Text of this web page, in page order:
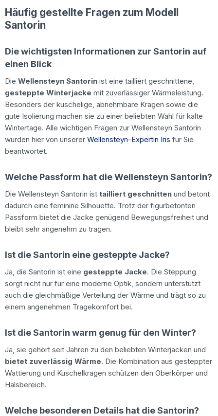
Häufig gestellte Fragen zum Modell
Santorin
Die wichtigsten Informationen zur Santorin auf
einen Blick
Die Wellensteyn Santorin ist eine tailliert geschnittene,
gesteppte Winterjacke mit zuverlässiger Wärmeleistung.
Besonders der kuschelige, abnehmbare Kragen sowie die
gute Isolierung machen sie zu einer beliebten Wahl für kalte
Wintertage. Alle wichtigen Fragen zur Wellensteyn Santorin
wurden hier von unserer Wellensteyn-Expertin Iris für Sie
beantwortet.
Welche Passform hat die Wellensteyn Santorin?
Die Wellensteyn Santorin ist tailliert geschnitten und betont
dadurch eine feminine Silhouette. Trotz der figurbetonten
Passform bietet die Jacke genügend Bewegungsfreiheit und
bleibt sehr angenehm zu tragen.
Ist die Santorin eine gesteppte Jacke?
Ja, die Santorin ist eine gesteppte Jacke. Die Steppung
sorgt nicht nur für eine moderne Optik, sondern unterstützt
auch die gleichmäßige Verteilung der Wärme und trägt so zu
einem angenehmen Tragekomfort bei.
Ist die Santorin warm genug für den Winter?
Ja, sie gehört seit Jahren zu den beliebten Winterjacken und
bietet zuverlässig Wärme. Die Kombination aus gesteppter
Wattierung und Kuschelkragen schützen den Oberkörper und
Halsbereich.
Welche besonderen Details hat die Santorin?